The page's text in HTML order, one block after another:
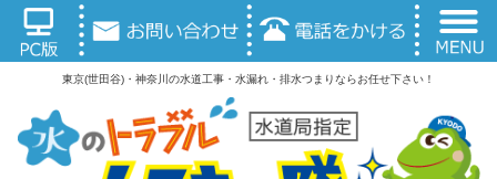
東京(世田谷)・神奈川の水道工事・水漏れ・排水つまりならお任せ下さい！